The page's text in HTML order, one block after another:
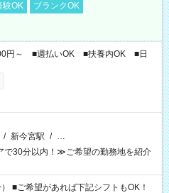
験OK
ブランクOK
円～ ■週払いOK ■扶養内OK ■日
/ 新今宮駅 / …
で30分以内！≫ご希望の勤務地を紹介
！